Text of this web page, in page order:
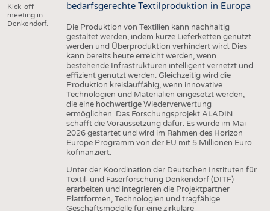
Kick-off
meeting in
Denkendorf.
bedarfsgerechte Textilproduktion in Europa
Die Produktion von Textilien kann nachhaltig
gestaltet werden, indem kurze Lieferketten genutzt
werden und Überproduktion verhindert wird. Dies
kann bereits heute erreicht werden, wenn
bestehende Infrastrukturen intelligent vernetzt und
effizient genutzt werden. Gleichzeitig wird die
Produktion kreislauffähig, wenn innovative
Technologien und Materialien eingesetzt werden,
die eine hochwertige Wiederverwertung
ermöglichen. Das Forschungsprojekt ALADIN
schafft die Voraussetzung dafür. Es wurde im Mai
2026 gestartet und wird im Rahmen des Horizon
Europe Programm von der EU mit 5 Millionen Euro
kofinanziert.
Unter der Koordination der Deutschen Instituten für
Textil- und Faserforschung Denkendorf (DITF)
erarbeiten und integrieren die Projektpartner
Plattformen, Technologien und tragfähige
Geschäftsmodelle für eine zirkuläre